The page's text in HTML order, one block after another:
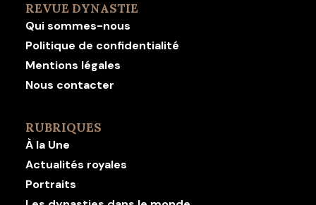
REVUE DYNASTIE
Qui sommes-nous
Politique de confidentialité
Mentions légales
Nous contacter
RUBRIQUES
À la Une
Actualités royales
Portraits